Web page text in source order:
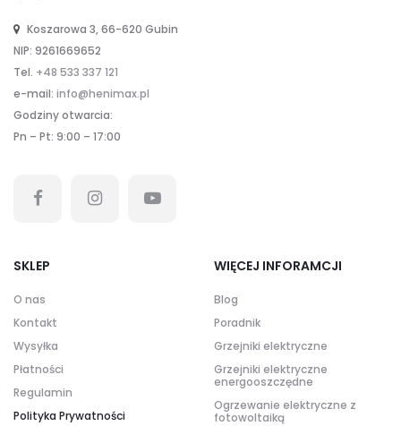
Koszarowa 3, 66-620 Gubin
NIP: 9261669652
Tel. +48 533 337 121
e-mail: info@henimax.pl
Godziny otwarcia:
Pn – Pt: 9:00 – 17:00
SKLEP
O nas
Kontakt
Wysyłka
Płatności
Regulamin
Polityka Prywatności
WIĘCEJ INFORAMCJI
Blog
Poradnik
Grzejniki elektryczne
Grzejniki elektryczne
energooszczędne
Ogrzewanie elektryczne z
fotowoltaiką